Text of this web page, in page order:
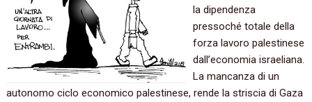
la dipendenza
pressoché totale della
forza lavoro palestinese
dall’economia israeliana.
La mancanza di un
autonomo ciclo economico palestinese, rende la striscia di Gaza